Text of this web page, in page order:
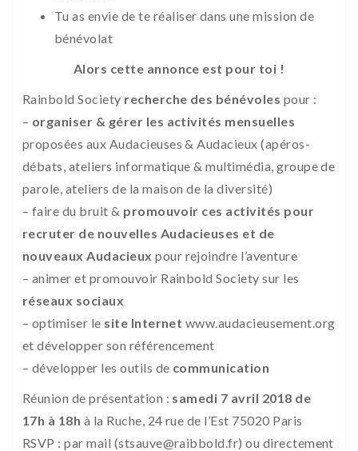
Tu as envie de te réaliser dans une mission de
bénévolat
Alors cette annonce est pour toi !
Rainbold Society recherche des bénévoles pour :
– organiser & gérer les activités mensuelles
proposées aux Audacieuses & Audacieux (apéros-
débats, ateliers informatique & multimédia, groupe de
parole, ateliers de la maison de la diversité)
– faire du bruit & promouvoir ces activités pour
recruter de nouvelles Audacieuses et de
nouveaux Audacieux pour rejoindre l’aventure
– animer et promouvoir Rainbold Society sur les
réseaux sociaux
– optimiser le site Internet www.audacieusement.org
et développer son référencement
– développer les outils de communication
Réunion de présentation : samedi 7 avril 2018 de
17h à 18h à la Ruche, 24 rue de l’Est 75020 Paris
RSVP : par mail (stsauve@raibbold.fr) ou directement